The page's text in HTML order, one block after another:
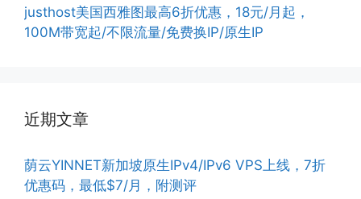
justhost美国西雅图最高6折优惠，18元/月起，
100M带宽起/不限流量/免费换IP/原生IP
近期文章
荫云YINNET新加坡原生IPv4/IPv6 VPS上线，7折
优惠码，最低$7/月，附测评